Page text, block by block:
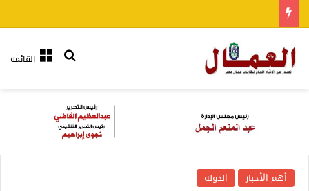
القائمةبحث عن
أهم الأخبار الدولة